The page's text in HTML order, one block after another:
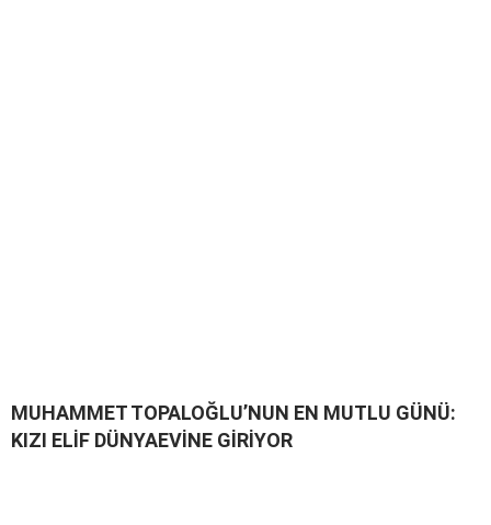
MUHAMMET TOPALOĞLU’NUN EN MUTLU GÜNÜ:
KIZI ELİF DÜNYAEVİNE GİRİYOR